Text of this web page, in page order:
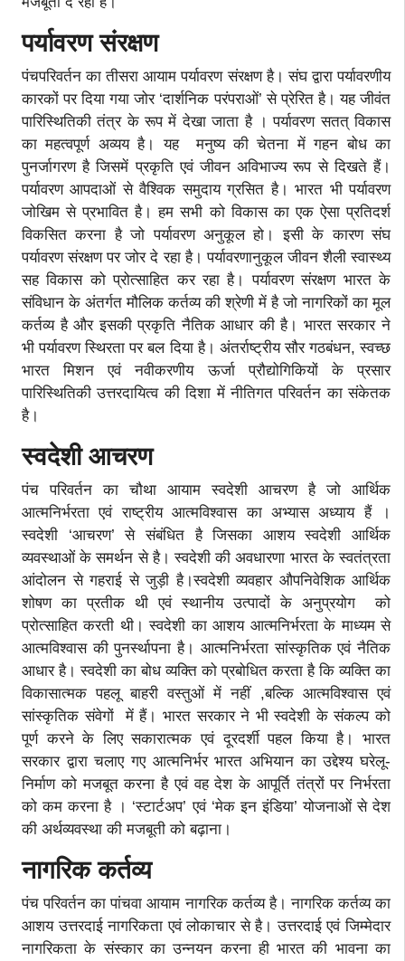
पर्यावरण संरक्षण
पंचपरिवर्तन का तीसरा आयाम पर्यावरण संरक्षण है। संघ द्वारा पर्यावरणीय
कारकों पर दिया गया जोर ‘दार्शनिक परंपराओं’ से प्रेरित है। यह जीवंत
पारिस्थितिकी तंत्र के रूप में देखा जाता है । पर्यावरण सतत् विकास
का महत्वपूर्ण अव्यय है। यह मनुष्य की चेतना में गहन बोध का
पुनर्जागरण है जिसमें प्रकृति एवं जीवन अविभाज्य रूप से दिखते हैं।
पर्यावरण आपदाओं से वैश्विक समुदाय ग्रसित है। भारत भी पर्यावरण
जोखिम से प्रभावित है। हम सभी को विकास का एक ऐसा प्रतिदर्श
विकसित करना है जो पर्यावरण अनुकूल हो। इसी के कारण संघ
पर्यावरण संरक्षण पर जोर दे रहा है। पर्यावरणानुकूल जीवन शैली स्वास्थ्य
सह विकास को प्रोत्साहित कर रहा है। पर्यावरण संरक्षण भारत के
संविधान के अंतर्गत मौलिक कर्तव्य की श्रेणी में है जो नागरिकों का मूल
कर्तव्य है और इसकी प्रकृति नैतिक आधार की है। भारत सरकार ने
भी पर्यावरण स्थिरता पर बल दिया है। अंतर्राष्ट्रीय सौर गठबंधन, स्वच्छ
भारत मिशन एवं नवीकरणीय ऊर्जा प्रौद्योगिकियों के प्रसार
पारिस्थितिकी उत्तरदायित्व की दिशा में नीतिगत परिवर्तन का संकेतक
है।
स्वदेशी आचरण
पंच परिवर्तन का चौथा आयाम स्वदेशी आचरण है जो आर्थिक
आत्मनिर्भरता एवं राष्ट्रीय आत्मविश्वास का अभ्यास अध्याय हैं ।
स्वदेशी ‘आचरण’ से संबंधित है जिसका आशय स्वदेशी आर्थिक
व्यवस्थाओं के समर्थन से है। स्वदेशी की अवधारणा भारत के स्वतंत्रता
आंदोलन से गहराई से जुड़ी है।स्वदेशी व्यवहार औपनिवेशिक आर्थिक
शोषण का प्रतीक थी एवं स्थानीय उत्पादों के अनुप्रयोग को
प्रोत्साहित करती थी। स्वदेशी का आशय आत्मनिर्भरता के माध्यम से
आत्मविश्वास की पुनर्स्थापना है। आत्मनिर्भरता सांस्कृतिक एवं नैतिक
आधार है। स्वदेशी का बोध व्यक्ति को प्रबोधित करता है कि व्यक्ति का
विकासात्मक पहलू बाहरी वस्तुओं में नहीं ,बल्कि आत्मविश्वास एवं
सांस्कृतिक संवेगों में हैं। भारत सरकार ने भी स्वदेशी के संकल्प को
पूर्ण करने के लिए सकारात्मक एवं दूरदर्शी पहल किया है। भारत
सरकार द्वारा चलाए गए आत्मनिर्भर भारत अभियान का उद्देश्य घरेलू-
निर्माण को मजबूत करना है एवं वह देश के आपूर्ति तंत्रों पर निर्भरता
को कम करना है । ‘स्टार्टअप’ एवं ‘मेक इन इंडिया’ योजनाओं से देश
की अर्थव्यवस्था की मजबूती को बढ़ाना।
नागरिक कर्तव्य
पंच परिवर्तन का पांचवा आयाम नागरिक कर्तव्य है। नागरिक कर्तव्य का
आशय उत्तरदाई नागरिकता एवं लोकाचार से है। उत्तरदाई एवं जिम्मेदार
नागरिकता के संस्कार का उन्नयन करना ही भारत की भावना का